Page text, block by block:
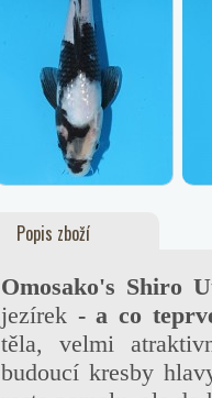
Popis zboží
Omosako's Shiro
jezírek - a co
těla, velmi
budoucí kresby